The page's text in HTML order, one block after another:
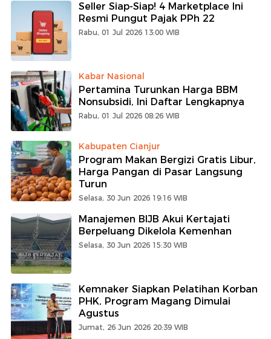
Seller Siap-Siap! 4 Marketplace Ini
Resmi Pungut Pajak PPh 22
Rabu, 01 Jul 2026 13:00 WIB
Kabar Nasional
Pertamina Turunkan Harga BBM
Nonsubsidi, Ini Daftar Lengkapnya
Rabu, 01 Jul 2026 08:26 WIB
Kabupaten Cianjur
Program Makan Bergizi Gratis Libur,
Harga Pangan di Pasar Langsung
Turun
Selasa, 30 Jun 2026 19:16 WIB
Manajemen BIJB Akui Kertajati
Berpeluang Dikelola Kemenhan
Selasa, 30 Jun 2026 15:30 WIB
Kemnaker Siapkan Pelatihan Korban
PHK, Program Magang Dimulai
Agustus
Jumat, 26 Jun 2026 20:39 WIB